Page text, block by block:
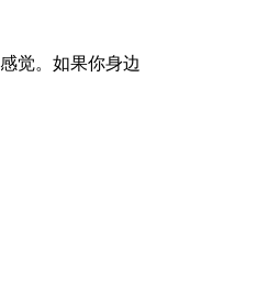
觉。如果你身边